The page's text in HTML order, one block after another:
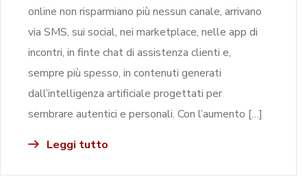
online non risparmiano più nessun canale, arrivano
via SMS, sui social, nei marketplace, nelle app di
incontri, in finte chat di assistenza clienti e,
sempre più spesso, in contenuti generati
dall’intelligenza artificiale progettati per
sembrare autentici e personali. Con l’aumento […]
Leggi tutto